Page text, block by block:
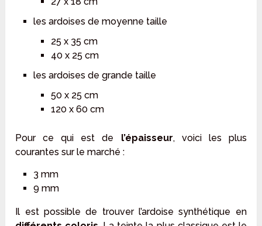
les ardoises de moyenne taille
25 x 35 cm
40 x 25 cm
les ardoises de grande taille
50 x 25 cm
120 x 60 cm
Pour ce qui est de l’épaisseur, voici les plus
courantes sur le marché :
3 mm
9 mm
Il est possible de trouver l’ardoise synthétique en